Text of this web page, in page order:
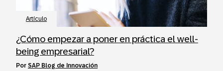
Artículo
¿Cómo empezar a poner en práctica el well-
being empresarial?
por SAP Blog de Innovación